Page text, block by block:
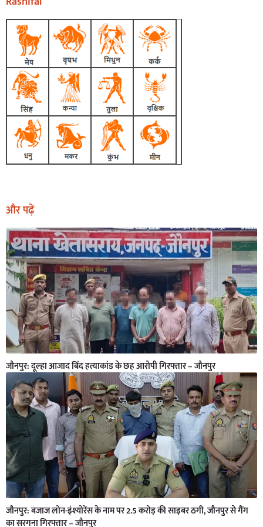
और पढ़ें
जौनपुर: दूल्हा आजाद बिंद हत्याकांड के छह आरोपी गिरफ्तार – जौनपुर
जौनपुर: बजाज लोन-इंश्योरेंस के नाम पर 2.5 करोड़ की साइबर ठगी, जौनपुर से गैंग
का सरगना गिरफ्तार – जौनपुर